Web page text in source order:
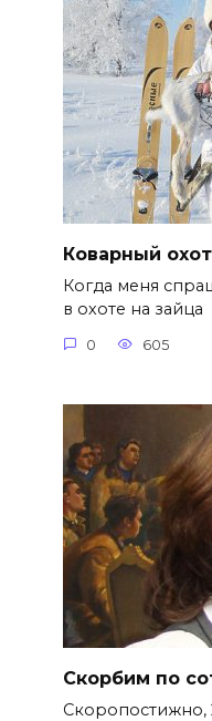
Коварный
Когда меня
в охоте на зайца
0 605
Скорбим по
Скоропостижно,